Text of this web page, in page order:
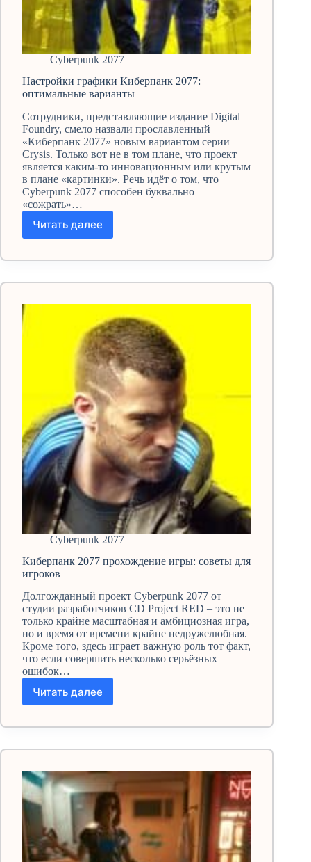
Cyberpunk 2077
Настройки графики Киберпанк 2077:
оптимальные варианты
Сотрудники, представляющие издание Digital
Foundry, смело назвали прославленный
«Киберпанк 2077» новым вариантом серии
Crysis. Только вот не в том плане, что проект
является каким-то инновационным или крутым
в плане «картинки». Речь идёт о том, что
Cyberpunk 2077 способен буквально
«сожрать»…
Читать далее
Настройки
графики
Киберпанк
оптимальные
Cyberpunk 2077
Киберпанк 2077 прохождение игры: советы для
игроков
Долгожданный проект Cyberpunk 2077 от
студии разработчиков CD Project RED – это не
только крайне масштабная и амбициозная игра,
но и время от времени крайне недружелюбная.
Кроме того, здесь играет важную роль тот факт,
что если совершить несколько серьёзных
ошибок…
Читать далее
Киберпанк
прохождение
советы
игроков